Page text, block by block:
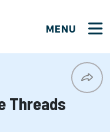
MENU
Threads
FERMER
proposer ?